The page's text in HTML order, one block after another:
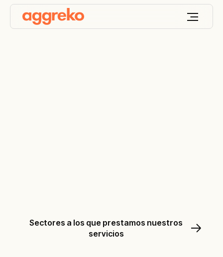
Sectores a los que prestamos nuestros
servicios